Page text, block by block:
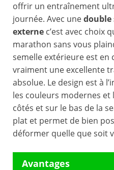
offrir un entraînement
journée. Avec unedouble
externe c’est avec choix
marathon sans vous
semelle extérieure est en
vraiment une excellente
absolue. Le design est à
les couleurs modernes et
côtés et sur le bas de la
plat et permet de bien
déformer quelle que soit